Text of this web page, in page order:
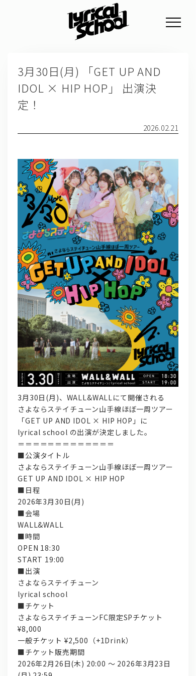
3月30日(月) 「GET UP AND
IDOL × HIP HOP」 出演決
定！
2026.02.21
3月30日(月)、WALL&WALLにて開催される
さよならステイチューン山手線ほぼ一周ツアー
「GET UP AND IDOL × HIP HOP」に
lyrical school の出演が決定しました。
＝＝＝＝＝＝＝＝＝＝＝＝＝
■公演タイトル
さよならステイチューン山手線ほぼ一周ツアー
GET UP AND IDOL × HIP HOP
■日程
2026年3月30日(月)
■会場
WALL&WALL
■時間
OPEN 18:30
START 19:00
■出演
さよならステイチューン
lyrical school
■チケット
さよならステイチューンFC限定SPチケット
¥8,000
一般チケット ¥2,500（+1Drink）
■チケット販売期間
2026年2月26日(木) 20:00 〜 2026年3月23日
PROFILE
SCHEDULE
GOODS
FAN CLUB
TICKET
問い合わせ, 取材,出演依頼
lyrical school official web shop